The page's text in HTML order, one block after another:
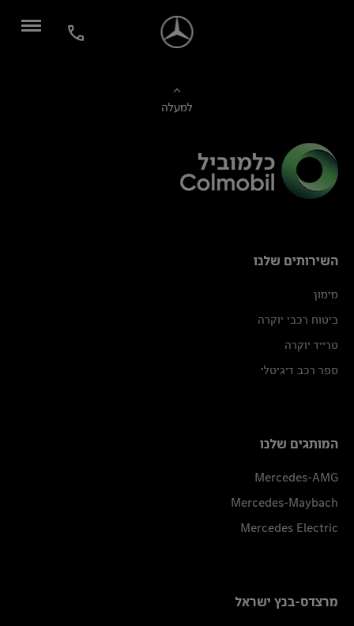
למעלה
השירותים שלנו
מימון
ביטוח רכבי יוקרה
טרייד יוקרה
ספר רכב דיגיטלי
המותגים שלנו
Mercedes-AMG
Mercedes-Maybach
Mercedes Electric
מרצדס-בנץ ישראל